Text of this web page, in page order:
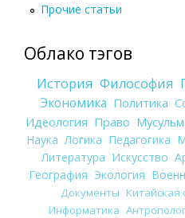
Прочие статьи
Облако тэгов
История Философия
Экономика Политика
Идеология Право
Наука Логика Педагогика
Литература Искусство
География Экология
Документы Китайская
Информатика